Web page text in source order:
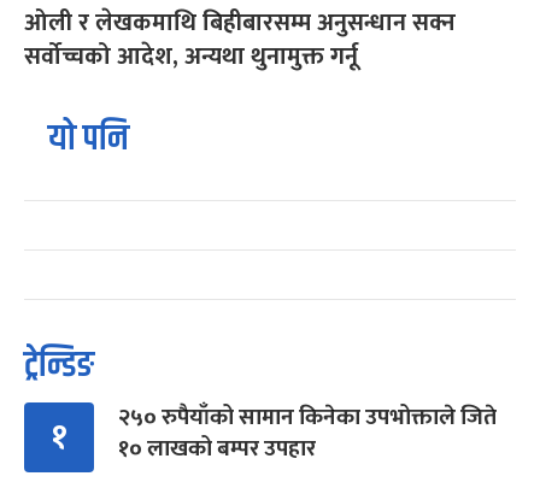
ओली र लेखकमाथि बिहीबारसम्म अनुसन्धान सक्न
सर्वोच्चको आदेश, अन्यथा थुनामुक्त गर्नू
यो पनि
ट्रेन्डिङ
१
२५० रुपैयाँको सामान किनेका उपभोक्ताले जिते
१० लाखको बम्पर उपहार